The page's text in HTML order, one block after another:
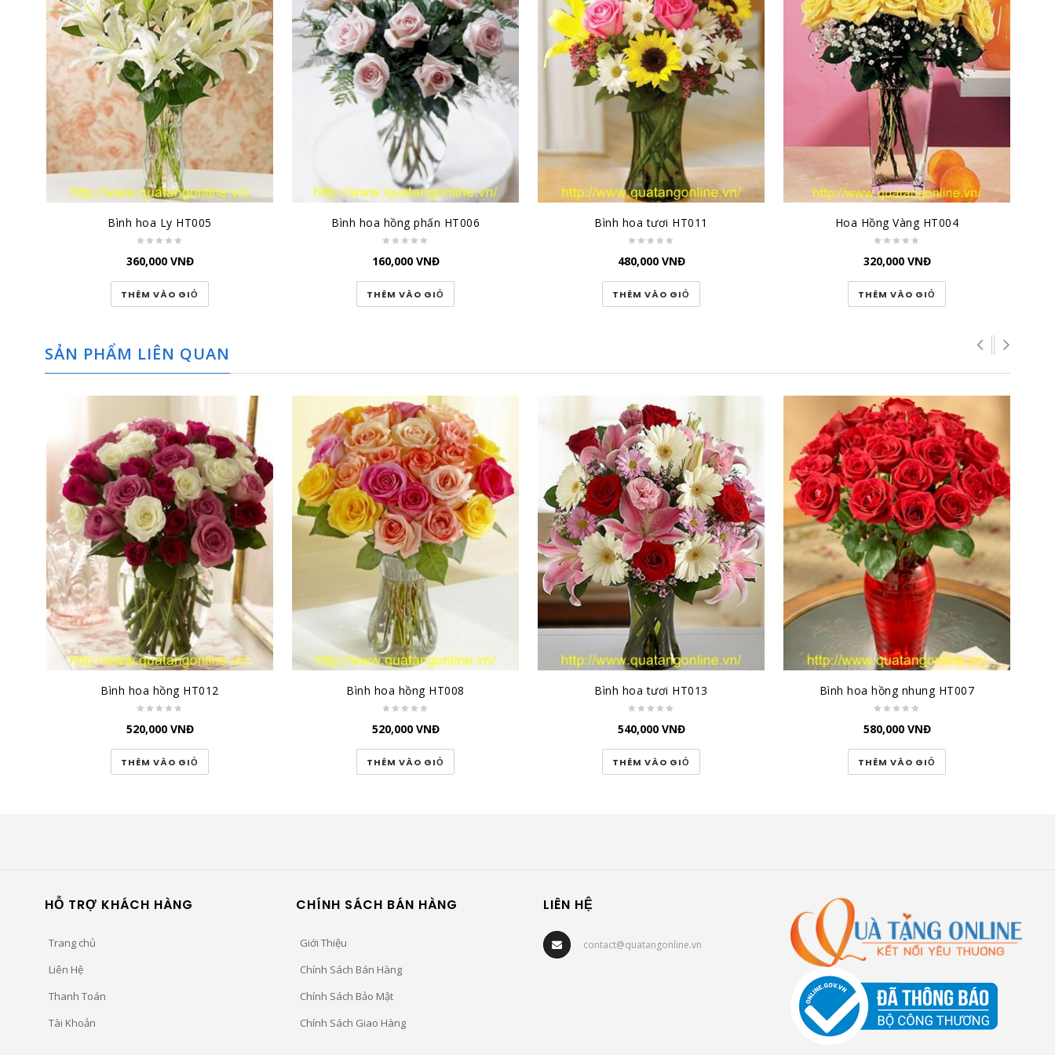
Bình hoa Ly HT005
360,000 VNĐ
THÊM VÀO GIỎ
Bình hoa hồng phấn HT006
160,000 VNĐ
THÊM VÀO GIỎ
Bình hoa tươi HT011
480,000 VNĐ
THÊM VÀO GIỎ
Hoa Hồng Vàng HT004
320,000 VNĐ
THÊM VÀO GIỎ
SẢN PHẨM LIÊN QUAN
Bình hoa hồng HT012
520,000 VNĐ
THÊM VÀO GIỎ
Bình hoa hồng HT008
520,000 VNĐ
THÊM VÀO GIỎ
Bình hoa tươi HT013
540,000 VNĐ
THÊM VÀO GIỎ
Bình hoa hồng nhung HT007
580,000 VNĐ
THÊM VÀO GIỎ
HỖ TRỢ KHÁCH HÀNG
Trang chủ
Liên Hệ
Thanh Toán
Tài Khoản
CHÍNH SÁCH BÁN HÀNG
Giới Thiệu
Chính Sách Bán Hàng
Chính Sách Bảo Mật
Chính Sách Giao Hàng
LIÊN HỆ
contact@quatangonline.vn